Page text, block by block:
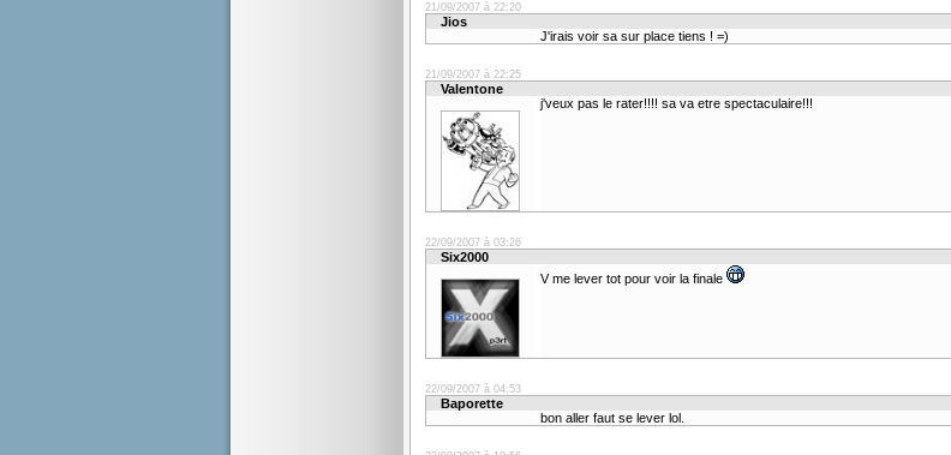
21/09/2007 à 22:20
Jios
J'irais voir sa sur place tiens ! =)
21/09/2007 à 22:25
Valentone
j'veux pas le rater!!!! sa va etre spectaculaire!!!
22/09/2007 à 03:26
Six2000
V me lever tot pour voir la finale
22/09/2007 à 04:53
Baporette
bon aller faut se lever lol.